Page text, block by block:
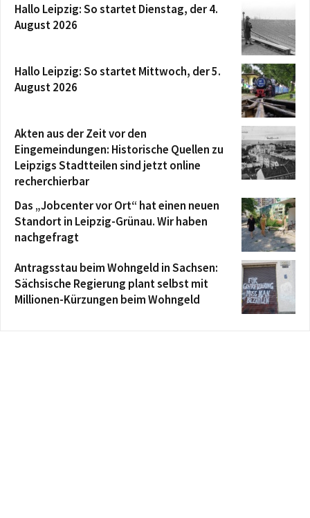
Hallo Leipzig: So startet Dienstag, der 4.
August 2026
Hallo Leipzig: So startet Mittwoch, der 5.
August 2026
Akten aus der Zeit vor den
Eingemeindungen: Historische Quellen zu
Leipzigs Stadtteilen sind jetzt online
recherchierbar
Das „Jobcenter vor Ort“ hat einen neuen
Standort in Leipzig-Grünau. Wir haben
nachgefragt
Antragsstau beim Wohngeld in Sachsen:
Sächsische Regierung plant selbst mit
Millionen-Kürzungen beim Wohngeld